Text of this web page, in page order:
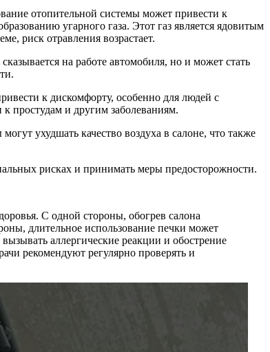
отопительной системы может привести к
угарного газа. Этот газ является ядовитым
риск отравления возрастает.
на работе автомобиля, но и может стать
к дискомфорту, особенно для людей с
простудам и другим заболеваниям.
ухудшать качество воздуха в салоне, что также
рисках и принимать меры предосторожности.
С одной стороны, обогрев салона
длительное использование печки может
аллергические реакции и обострение
рекомендуют регулярно проверять и